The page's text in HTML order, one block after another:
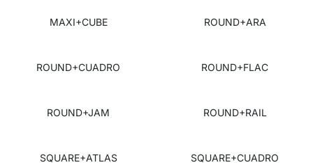
MAXI+CUBE ROUND+ARA
ROUND+CUADRO ROUND+FLAC
ROUND+JAM ROUND+RAIL
SQUARE+ATLAS SQUARE+CUADRO